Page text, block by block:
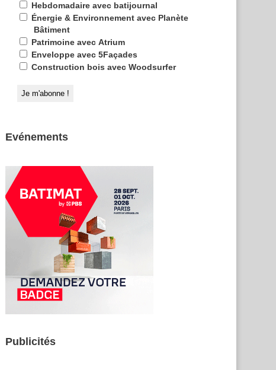
Hebdomadaire avec batijournal
Énergie & Environnement avec Planète
Bâtiment
Patrimoine avec Atrium
Enveloppe avec 5Façades
Construction bois avec Woodsurfer
Evénements
Publicités